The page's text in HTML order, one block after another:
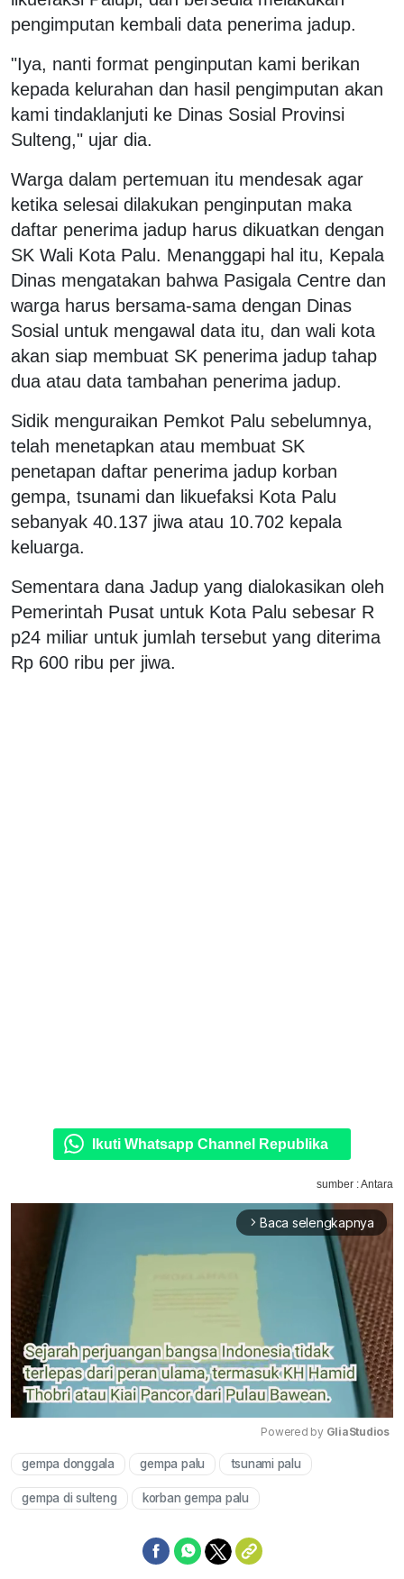
pengimputan kembali data penerima jadup.
"Iya, nanti format penginputan kami berikan
kepada kelurahan dan hasil pengimputan akan
kami tindaklanjuti ke Dinas Sosial Provinsi
Sulteng," ujar dia.
Warga dalam pertemuan itu mendesak agar
ketika selesai dilakukan penginputan maka
daftar penerima jadup harus dikuatkan dengan
SK Wali Kota Palu. Menanggapi hal itu, Kepala
Dinas mengatakan bahwa Pasigala Centre dan
warga harus bersama-sama dengan Dinas
Sosial untuk mengawal data itu, dan wali kota
akan siap membuat SK penerima jadup tahap
dua atau data tambahan penerima jadup.
Sidik menguraikan Pemkot Palu sebelumnya,
telah menetapkan atau membuat SK
penetapan daftar penerima jadup korban
gempa, tsunami dan likuefaksi Kota Palu
sebanyak 40.137 jiwa atau 10.702 kepala
keluarga.
Sementara dana Jadup yang dialokasikan oleh
Pemerintah Pusat untuk Kota Palu sebesar R
p24 miliar untuk jumlah tersebut yang diterima
Rp 600 ribu per jiwa.
Ikuti Whatsapp Channel Republika
sumber : Antara
arrow_forward_ios Baca selengkapnya
Powered by GliaStudios
gempa donggala gempa palu tsunami palu
gempa di sulteng korban gempa palu